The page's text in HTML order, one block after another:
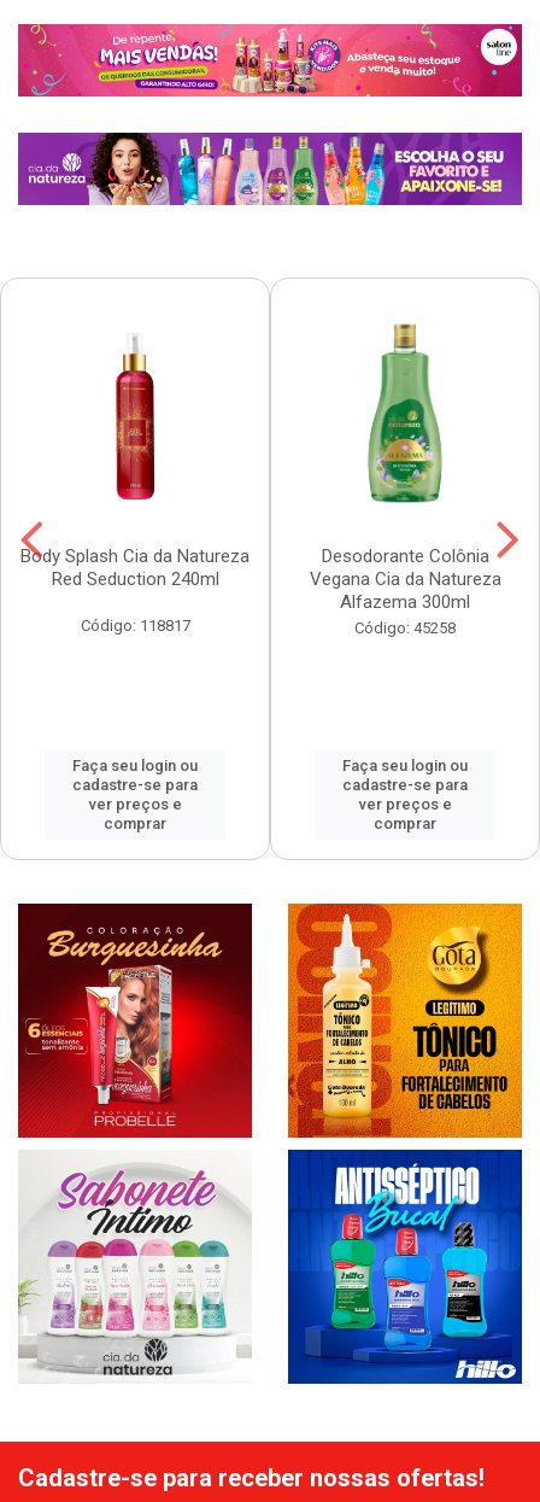
Body Splash Cia da Natureza
Red Seduction 240ml
Código: 118817
Faça seu login ou
cadastre-se para
ver preços e
comprar
Desodorante Colônia
Vegana Cia da Natureza
Alfazema 300ml
Código: 45258
Faça seu login ou
cadastre-se para
ver preços e
comprar
Cadastre-se para receber nossas ofertas!